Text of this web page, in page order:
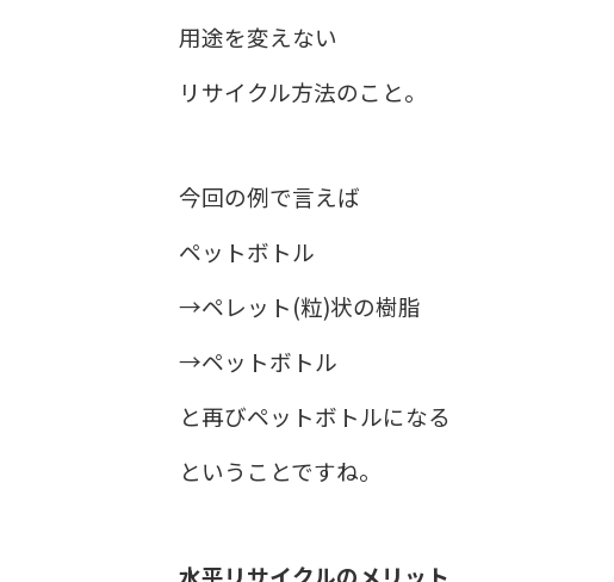
用途を変えない
リサイクル方法のこと。
今回の例で言えば
ペットボトル
→ペレット(粒)状の樹脂
→ペットボトル
と再びペットボトルになる
ということですね。